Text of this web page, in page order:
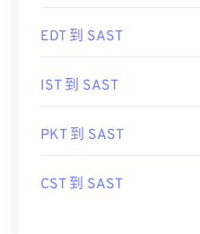
EDT 到 SAST
IST 到 SAST
PKT 到 SAST
CST 到 SAST